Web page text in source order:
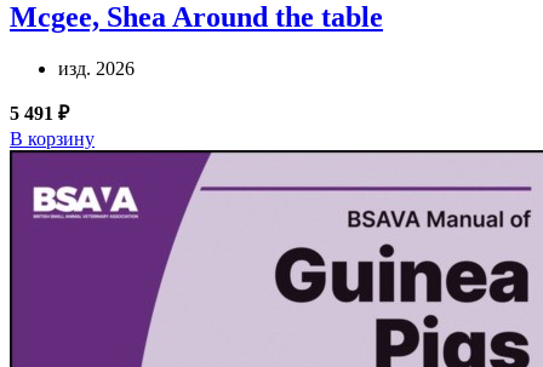
Mcgee, Shea Around the table
изд. 2026
5 491 ₽
В корзину